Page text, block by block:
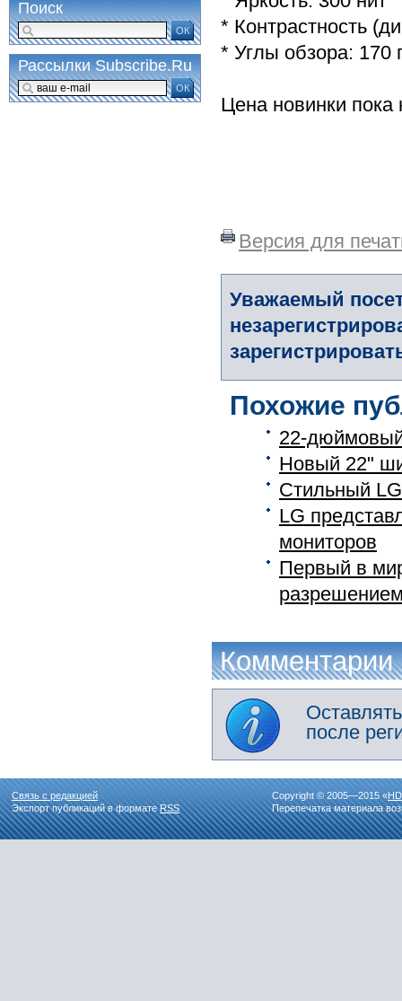
* Контрастность
* Углы обзора: 170
Цена новинки пока
Версия для
Уважаемый
Похожие
22-
Новый 22"
Стильный
LG
мониторов
Первый в
Комментарии
после
Поиск
ОК
Рассылки Subscribe.Ru
ОК
Связь с редакцией
Экспорт публикаций в форматеRSS
Copyright © 2005—2015 «
Перепечатка материала